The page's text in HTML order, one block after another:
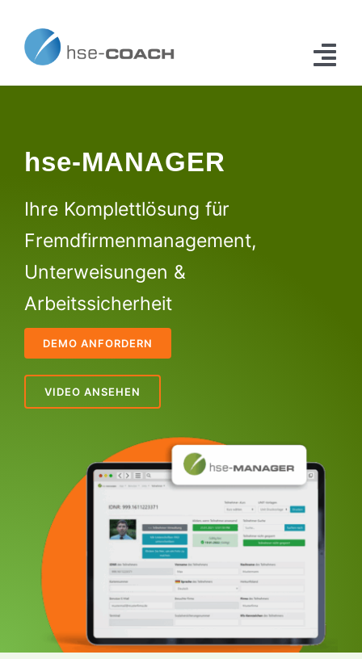
Inhalt
springen
hse-MANAGER
Ihre Komplettlösung für
Fremdfirmenmanagement,
Unterweisungen &
Arbeitssicherheit
DEMO ANFORDERN
VIDEO ANSEHEN